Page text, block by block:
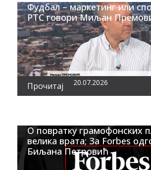
Фудбал – маркетинг или
РТС говори Миљан
Прочитај 20.07.2026
О повратку грамофонских
велика врата; За Forbes
Биљана Петровић